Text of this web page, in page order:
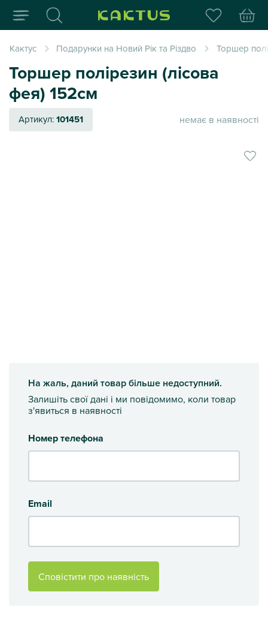
Інтернет-магазин
Кактус Подарунки на Новий Рік та Різдво Торшер
Торшер полірезин (лісова
фея) 152см
Артикул:101451 немає в наявності
На жаль, даний товар більше недоступний.
Залишіть свої дані і ми повідомимо, коли товар
з'явиться в наявності
Номер телефона
Email
Сповістити про наявність